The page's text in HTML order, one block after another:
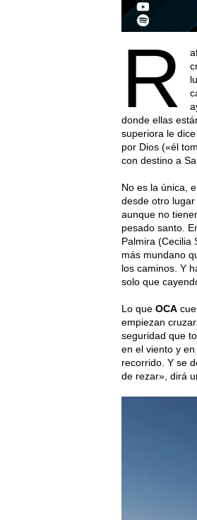
R
donde ellas
superiora le
por Dios («él
con destino a
No es la única,
desde otro
aunque no
pesado santo.
Palmira (Cecilia
más mundano
los caminos. Y
solo que
Lo que OCA
empiezan
seguridad que
en el viento y
recorrido. Y se
de rezar», dirá